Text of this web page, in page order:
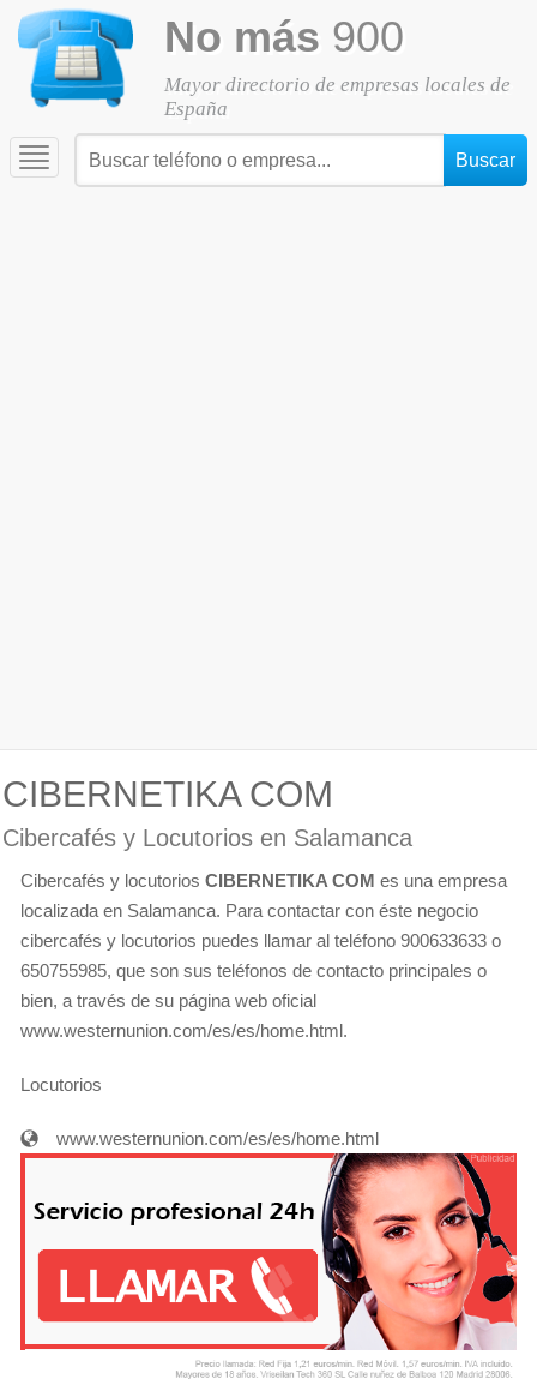
No más 900
Mayor directorio de empresas locales de
España
Toggle
navigation
CIBERNETIKA COM
Cibercafés y Locutorios en Salamanca
Cibercafés y locutorios CIBERNETIKA COM es una empresa
localizada en Salamanca. Para contactar con éste negocio
cibercafés y locutorios puedes llamar al teléfono 900633633 o
650755985, que son sus teléfonos de contacto principales o
bien, a través de su página web oficial
www.westernunion.com/es/es/home.html.
Locutorios
www.westernunion.com/es/es/home.html